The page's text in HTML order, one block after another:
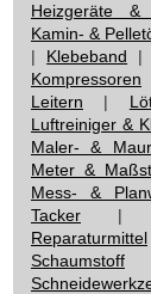
Heizgeräte &
Kamin- &
| Klebeband |
Kompressoren
Leitern |
Luftreiniger &
Maler- &
Meter &
Mess- &
Tacker |
Reparaturmittel
Schaumstoff